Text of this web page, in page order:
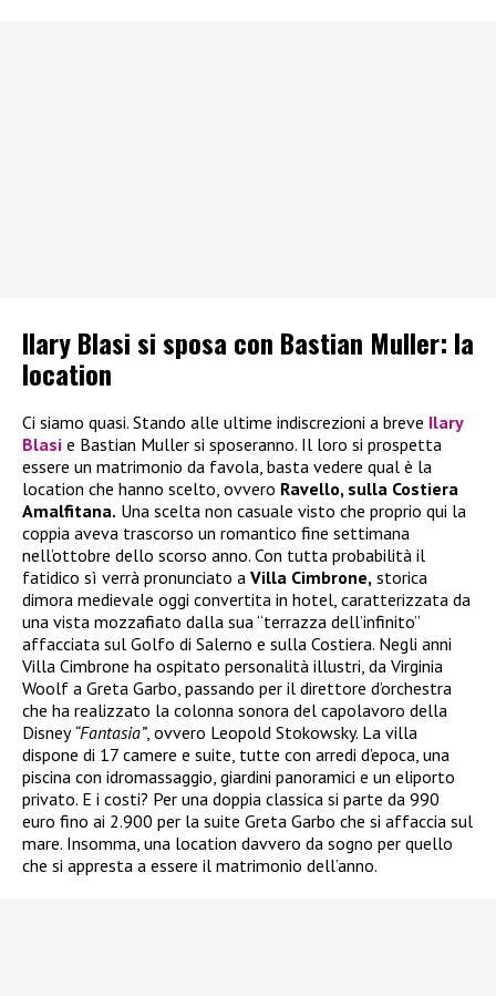
Ilary Blasi si sposa con Bastian Muller: la
location
Ci siamo quasi. Stando alle ultime indiscrezioni a breve Ilary
Blasi e Bastian Muller si sposeranno. Il loro si prospetta
essere un matrimonio da favola, basta vedere qual è la
location che hanno scelto, ovvero Ravello, sulla Costiera
Amalfitana. Una scelta non casuale visto che proprio qui la
coppia aveva trascorso un romantico fine settimana
nell’ottobre dello scorso anno. Con tutta probabilità il
fatidico sì verrà pronunciato a Villa Cimbrone, storica
dimora medievale oggi convertita in hotel, caratterizzata da
una vista mozzafiato dalla sua “terrazza dell’infinito”
affacciata sul Golfo di Salerno e sulla Costiera. Negli anni
Villa Cimbrone ha ospitato personalità illustri, da Virginia
Woolf a Greta Garbo, passando per il direttore d’orchestra
che ha realizzato la colonna sonora del capolavoro della
Disney“Fantasia”, ovvero Leopold Stokowsky. La villa
dispone di 17 camere e suite, tutte con arredi d’epoca, una
piscina con idromassaggio, giardini panoramici e un eliporto
privato. E i costi? Per una doppia classica si parte da 990
euro fino ai 2.900 per la suite Greta Garbo che si affaccia sul
mare. Insomma, una location davvero da sogno per quello
che si appresta a essere il matrimonio dell’anno.